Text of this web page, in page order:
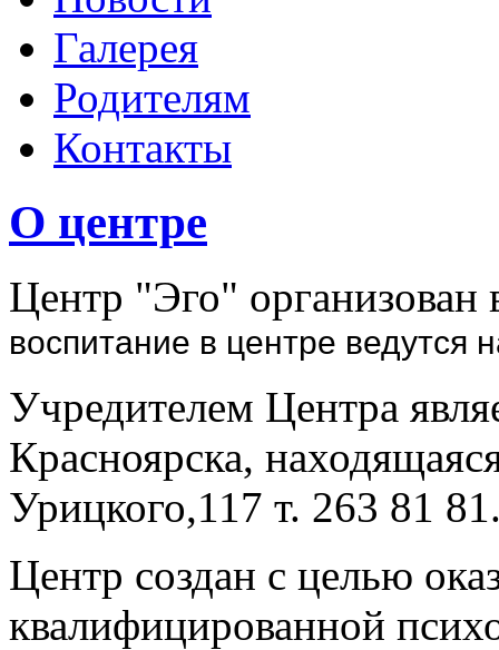
Галерея
Родителям
Контакты
О центре
Центр "Эго" организован
воспитание в центре ведутся
Учредителем Центра
Красноярска,
Урицкого,117 т. 263 81
Центр создан с целью
квалифицированной